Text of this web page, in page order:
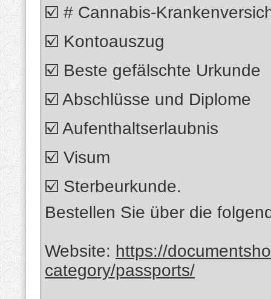
☑️ # Cannabis-
☑️ Kontoauszug
☑️ Beste gefälschte Urkunde
☑️ Abschlüsse und Diplome
☑️ Aufenthaltserlaubnis
☑️ Visum
☑️ Sterbeurkunde.
Bestellen Sie über die
Website: https://
category/passports/